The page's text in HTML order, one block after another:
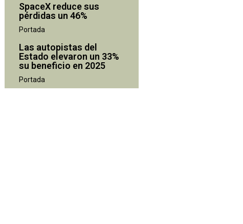
SpaceX reduce sus
pérdidas un 46%
Portada
Las autopistas del
Estado elevaron un 33%
su beneficio en 2025
Portada